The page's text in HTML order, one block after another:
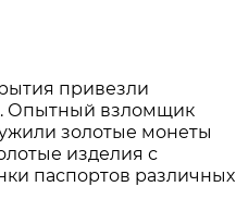
привезли
Опытный взломщик
золотые монеты
изделия с
паспортов различных